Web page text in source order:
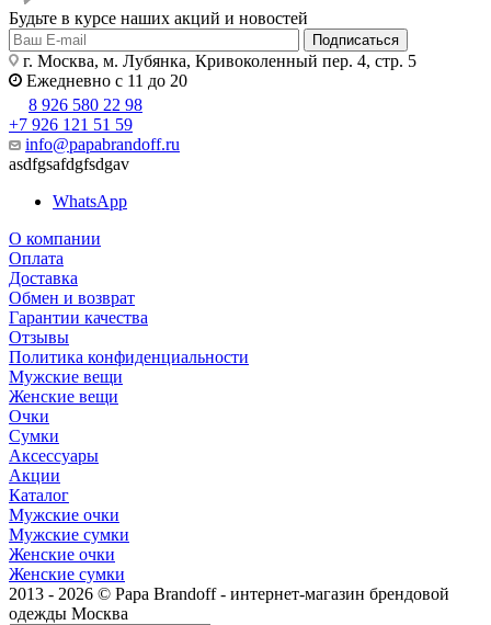
Будьте в курсе наших акций и новостей
Подписаться
г. Москва, м. Лубянка, Кривоколенный пер. 4, стр. 5
Ежедневно с 11 до 20
8 926 580 22 98
+7 926 121 51 59
info@papabrandoff.ru
asdfgsafdgfsdgav
WhatsApp
О компании
Оплата
Доставка
Обмен и возврат
Гарантии качества
Отзывы
Политика конфиденциальности
Мужские вещи
Женские вещи
Очки
Сумки
Аксессуары
Акции
Каталог
Мужские очки
Мужские сумки
Женские очки
Женские сумки
2013 - 2026 © Papa Brandoff - интернет-магазин брендовой
одежды Москва